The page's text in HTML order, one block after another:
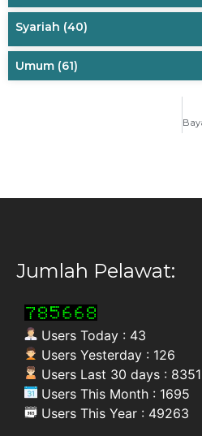
Syariah (40)
Umum (61)
Jumlah Pelawat:
Users Today : 43
Users Yesterday : 126
Users Last 30 days : 8351
Users This Month : 1695
Users This Year : 49263